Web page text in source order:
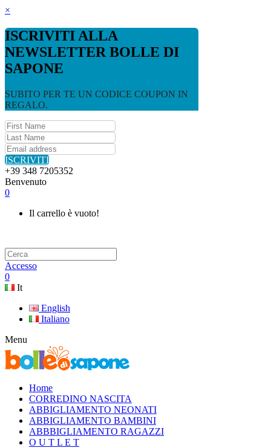
×
ISCRIVITI ALLA
NEWSLETTER BOLLE DI
SAPONE
SUBITO PER TE UN CODICE COUPON IN
REGALO.
ISCRIVITI
+39 348 7205352
Benvenuto
0
Il carrello è vuoto!
Accesso
0
It
English
Italiano
Menu
Home
CORREDINO NASCITA
ABBIGLIAMENTO NEONATI
ABBIGLIAMENTO BAMBINI
ABBBIGLIAMENTO RAGAZZI
O U T L E T